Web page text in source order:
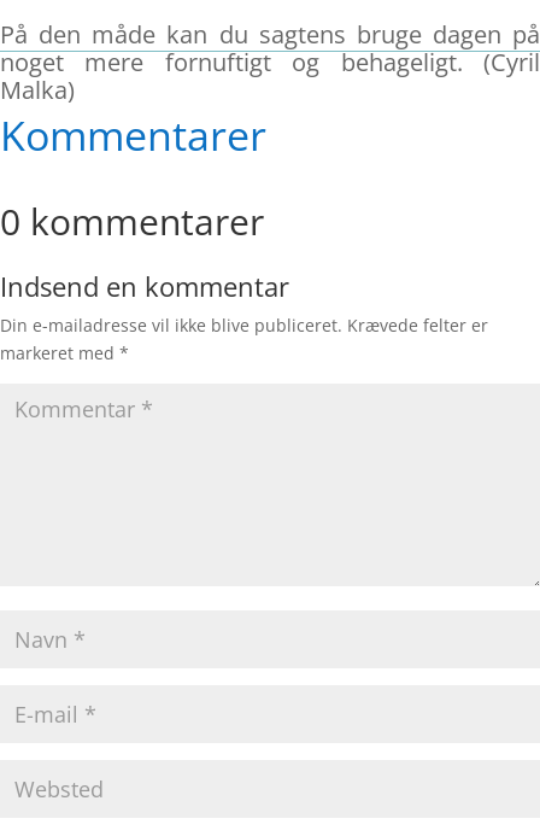
På den måde kan du sagtens bruge dagen på
noget mere fornuftigt og behageligt. (Cyril
Malka)
Kommentarer
0 kommentarer
Indsend en kommentar
Din e-mailadresse vil ikke blive publiceret. Krævede felter er
markeret med *